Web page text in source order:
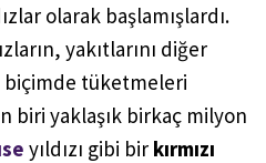
olarak başlamışlardı.
yakıtlarını diğer
biçimde tüketmeleri
biri yaklaşık birkaç milyon
yıldızı gibi bir kırmızı